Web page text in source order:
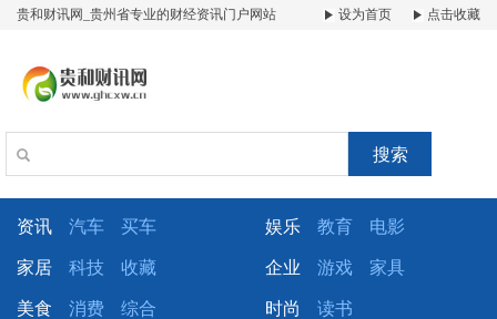
贵和财讯网_贵州省专业的财经资讯门户网站 设为首页 点击收藏
搜索
资讯 汽车 买车 娱乐 教育 电影
家居 科技 收藏 企业 游戏 家具
美食 消费 综合 时尚 读书